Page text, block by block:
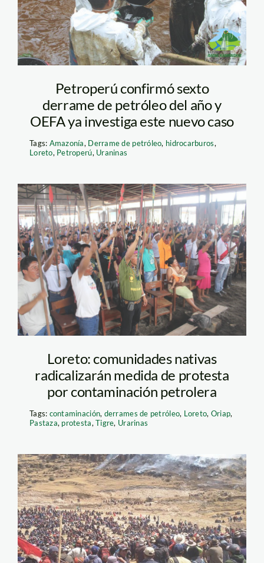
Petroperú confirmó sexto
derrame de petróleo del año y
OEFA ya investiga este nuevo caso
Tags: Amazonía, Derrame de petróleo, hidrocarburos,
Loreto, Petroperú, Uraninas
Protesta en
Loreto_derrames de
petróleo_Foto
Obeservatorio
Petrolero
Loreto: comunidades nativas
radicalizarán medida de protesta
por contaminación petrolera
Tags: contaminación, derrames de petróleo, Loreto, Oriap,
Pastaza, protesta,Tigre, Urarinas
las-bambas-efe